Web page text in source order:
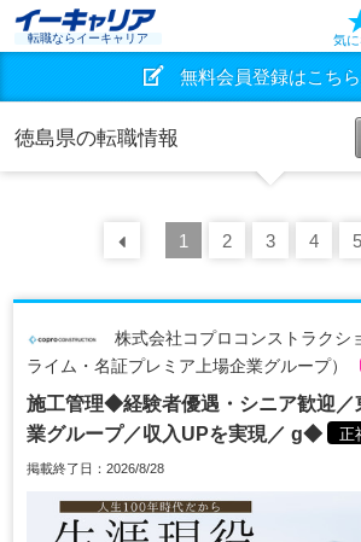
転職ならイーキャリア 気
無料会員登録はこち
徳島県の転職情報
前の 30
1 2 3 4 5
株式会社コプロコンストラクシ
ライム・名証プレミア上場企業グループ）
施工管理◆経験者優遇・シニア歓迎／
業グループ／収入UPを実現／ g◆
正
掲載終了日：2026/8/28